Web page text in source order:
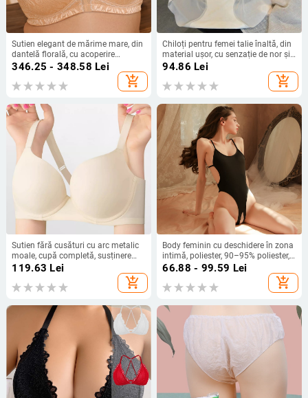
Sutien elegant de mărime mare, din
dantelă florală, cu acoperire
completă, de dimensiuni mari,
transfrontalier, nou, european și
american, 2025
346.25 - 348.58 Lei
add_shopping_cart
Chiloți pentru femei talie înaltă, din
material ușor, cu senzație de nor și
răcoolire, respirabili, fără cusături și
94.86 Lei
add_shopping_cart
Sutien fără cusături cu arc metalic
moale, cupă completă, susținere
confortabilă, design subțire, vizual
119.63 Lei
add_shopping_cart
Body feminin cu deschidere în zona
intimă, poliester, 90–95% poliester,
stil rolu: marinar/iepuraș
66.88 - 99.59 Lei
add_shopping_cart